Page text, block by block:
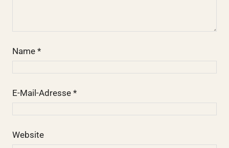
Name *
E-Mail-Adresse *
Website